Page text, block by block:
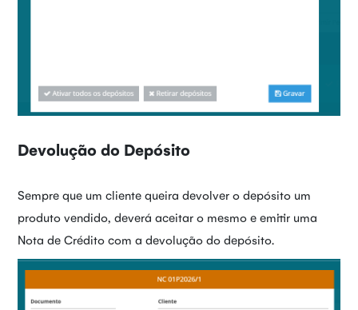
Devolução do Depósito
Sempre que um cliente queira devolver o depósito um
produto vendido, deverá aceitar o mesmo e emitir uma
Nota de Crédito com a devolução do depósito.